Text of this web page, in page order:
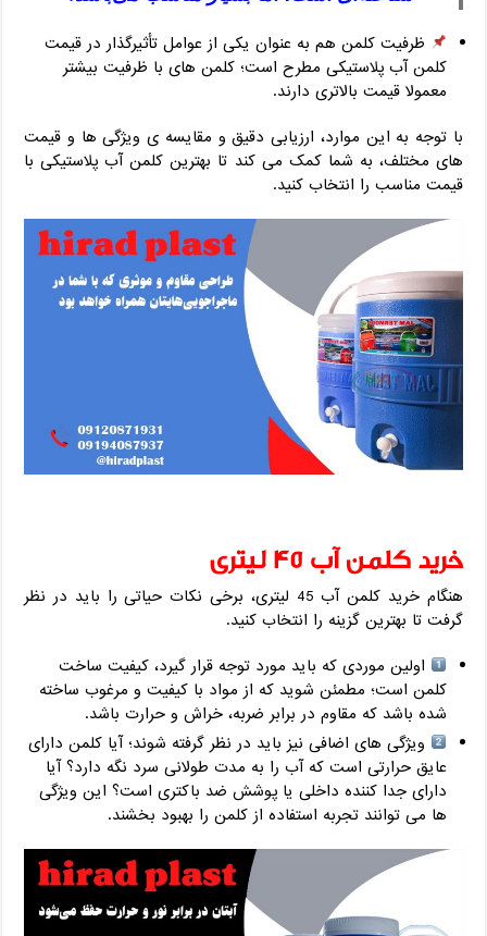
ظرفیت کلمن هم به عنوان یکی از عوامل تأثیرگذار در قیمت
کلمن آب پلاستیکی مطرح است؛ کلمن‌ های با ظرفیت بیشتر
معمولا قیمت بالاتری دارند.
با توجه به این موارد، ارزیابی دقیق و مقایسه‌ ی ویژگی‌ ها و قیمت‌
های مختلف، به شما کمک می‌ کند تا بهترین کلمن آب پلاستیکی با
قیمت مناسب را انتخاب کنید.
خرید کلمن آب 45 لیتری
هنگام خرید کلمن آب 45 لیتری، برخی نکات حیاتی را باید در نظر
گرفت تا بهترین گزینه را انتخاب کنید.
اولین موردی که باید مورد توجه قرار گیرد، کیفیت ساخت
کلمن است؛ مطمئن شوید که از مواد با کیفیت و مرغوب ساخته
شده باشد که مقاوم در برابر ضربه، خراش و حرارت باشد.
ویژگی‌ های اضافی نیز باید در نظر گرفته شوند؛ آیا کلمن دارای
عایق حرارتی است که آب را به مدت طولانی سرد نگه دارد؟ آیا
دارای جدا کننده داخلی یا پوشش ضد باکتری است؟ این ویژگی‌
ها می‌ توانند تجربه استفاده از کلمن را بهبود بخشند.